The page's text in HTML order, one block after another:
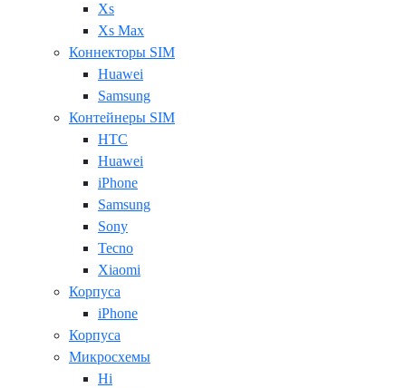
Xs
Xs Max
Коннекторы SIM
Huawei
Samsung
Контейнеры SIM
HTC
Huawei
iPhone
Samsung
Sony
Tecno
Xiaomi
Корпуса
iPhone
Корпуса
Микросхемы
Hi